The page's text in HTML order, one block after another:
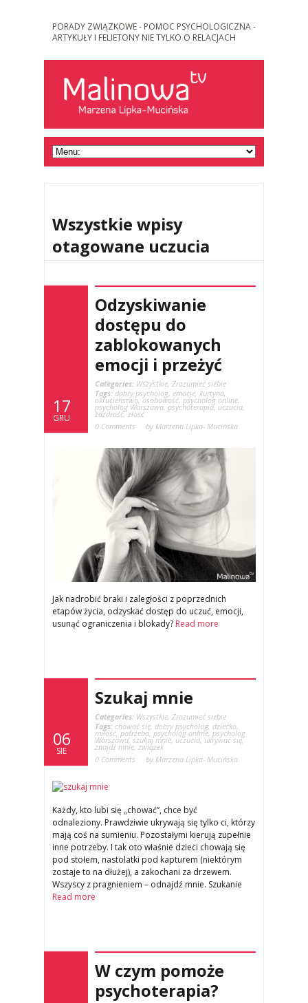
PORADY ZWIĄZKOWE - POMOC PSYCHOLOGICZNA -
ARTYKUŁY I FELIETONY NIE TYLKO O RELACJACH
Wszystkie wpisy
otagowane uczucia
17
GRU
Odzyskiwanie
dostępu do
zablokowanych
emocji i przeżyć
Categories: Wszystkie, Zrozumieć siebie
Tags: dobry psycholog, emocje, kurtyna,
okrucieństwo, osobowość, psycholog online,
psycholog Warszawa, psychoterapia, uczucia,
zazdrość,złość
0 Comments
by Marzena Lipka- Mucińska
Jak nadrobić braki i zaległości z poprzednich
etapów życia, odzyskać dostęp do uczuć, emocji,
usunąć ograniczenia i blokady? Read more
06
SIE
Szukaj mnie
Categories: Wszystkie Zrozumieć siebie
Tags: chować się dobry psycholog dziecko
miłość, potrzeba, psycholog online, psycholog
Warszawa,szukaj mnie,uczucia,ukrywać się,
znajdź mnie,związek
0 Comments
by Marzena Lipka- Mucińska
Każdy, kto lubi się „chować”, chce być
odnaleziony. Prawdziwie ukrywają się tylko ci, którzy
mają coś na sumieniu. Pozostałymi kierują zupełnie
inne potrzeby. I tak oto właśnie dzieci chowają się
pod stołem, nastolatki pod kapturem (niektórym
zostaje to na dłużej), a zakochani za drzewem.
Wszyscy z pragnieniem – odnajdź mnie. Szukanie
Read more
W czym pomoże
psychoterapia?